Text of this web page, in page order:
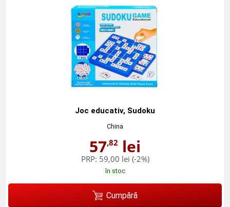
Joc educativ, Sudoku
China
57,82 lei
PRP: 59,00 lei (-2%)
în stoc
Cumpără